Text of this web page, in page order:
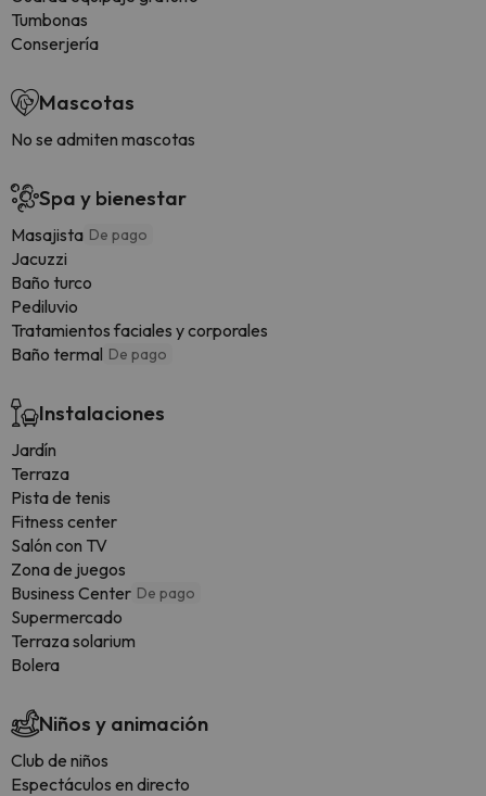
Tumbonas
Conserjería
Mascotas
No se admiten mascotas
Spa y bienestar
Masajista De pago
Jacuzzi
Baño turco
Pediluvio
Tratamientos faciales y corporales
Baño termal De pago
Instalaciones
Jardín
Terraza
Pista de tenis
Fitness center
Salón con TV
Zona de juegos
Business Center De pago
Supermercado
Terraza solarium
Bolera
Niños y animación
Club de niños
Espectáculos en directo